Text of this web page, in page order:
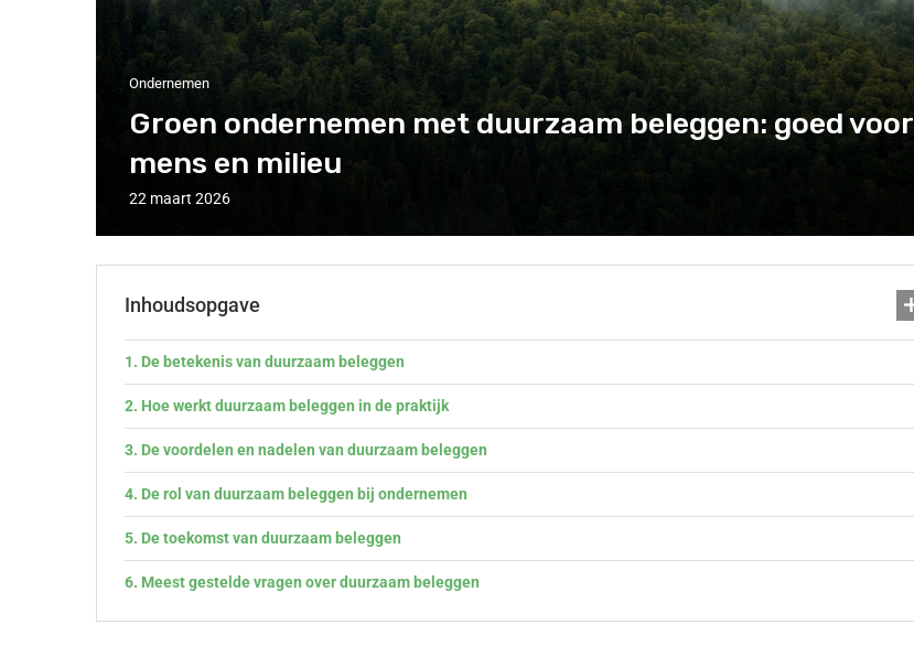
Ondernemen
Groen ondernemen met duurzaam beleggen: goed voor
mens en milieu
22 maart 2026
Inhoudsopgave
De betekenis van duurzaam beleggen
Hoe werkt duurzaam beleggen in de praktijk
De voordelen en nadelen van duurzaam beleggen
De rol van duurzaam beleggen bij ondernemen
De toekomst van duurzaam beleggen
Meest gestelde vragen over duurzaam beleggen